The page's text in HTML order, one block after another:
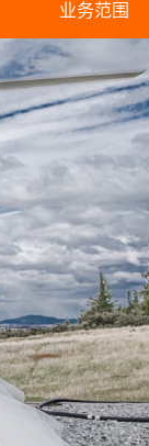
业务范围